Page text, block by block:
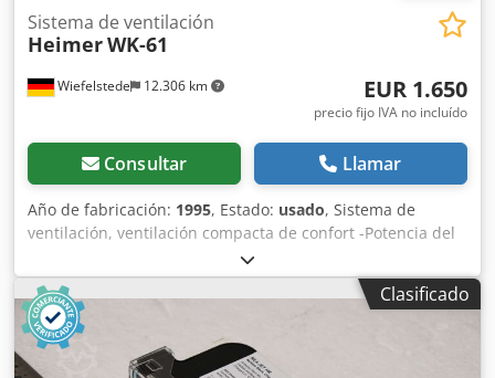
Wiefelstede 12.306 km
Sistema de ventilación
HeimerWK-61
EUR 1.650
precio fijo IVA no incluído
Consultar Llamar
Año de fabricación: 1995, Estado: usado, Sistema de
ventilación, ventilación compacta de confort -Potencia del
motor: 2,2 kW -Caudal de aire: 6500 m³/h -Tensión: 230/400
V -Cantidad: 2 unidades disponibles -Precio: por unidad
Dsdpedwb D Rjfx Akijkr -Dimensiones: 2750/880/A2030 mm
-Peso: 354 kg
Clasificado